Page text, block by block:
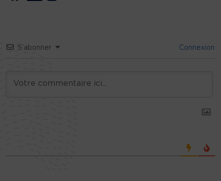
S’abonner Connexion